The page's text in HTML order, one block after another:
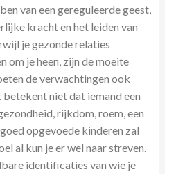
van een gereguleerde geest,
kracht en het leiden van
je gezonde relaties
om je heen, zijn de moeite
de verwachtingen ook
niet dat iemand een
rijkdom, roem, een
opgevoede kinderen zal
al kun je er wel naar streven.
identificaties van wie je